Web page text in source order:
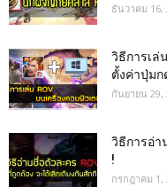
ธันวาคม 16,
วิธีการเล่
ตั้งค่าปุ่มก
กันยายน 29,
วิธีการอ่า
!
กรกฎาคม 1,